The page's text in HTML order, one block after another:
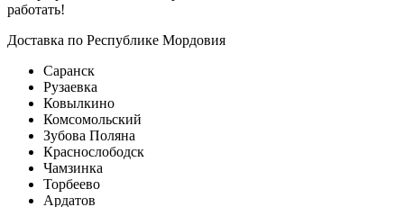
работать!
Доставка по Республике Мордовия
Саранск
Рузаевка
Ковылкино
Комсомольский
Зубова Поляна
Краснослободск
Чамзинка
Торбеево
Ардатов